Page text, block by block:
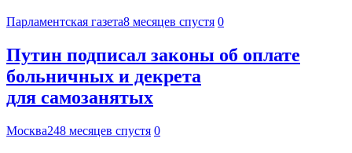
Парламентская газета8 месяцев спустя 0
Путин подписал законы об оплате
больничных и декрета
для самозанятых
Москва248 месяцев спустя 0